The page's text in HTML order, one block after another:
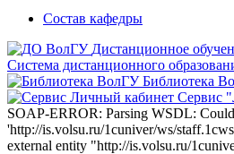
Состав кафедры
Дистанционное
Система дистанционного
Библиотека
Сервис
SOAP-ERROR: Parsing WSDL:
'http://is.volsu.ru/1cuniver/ws/
external entity "http://is.volsu.ru/